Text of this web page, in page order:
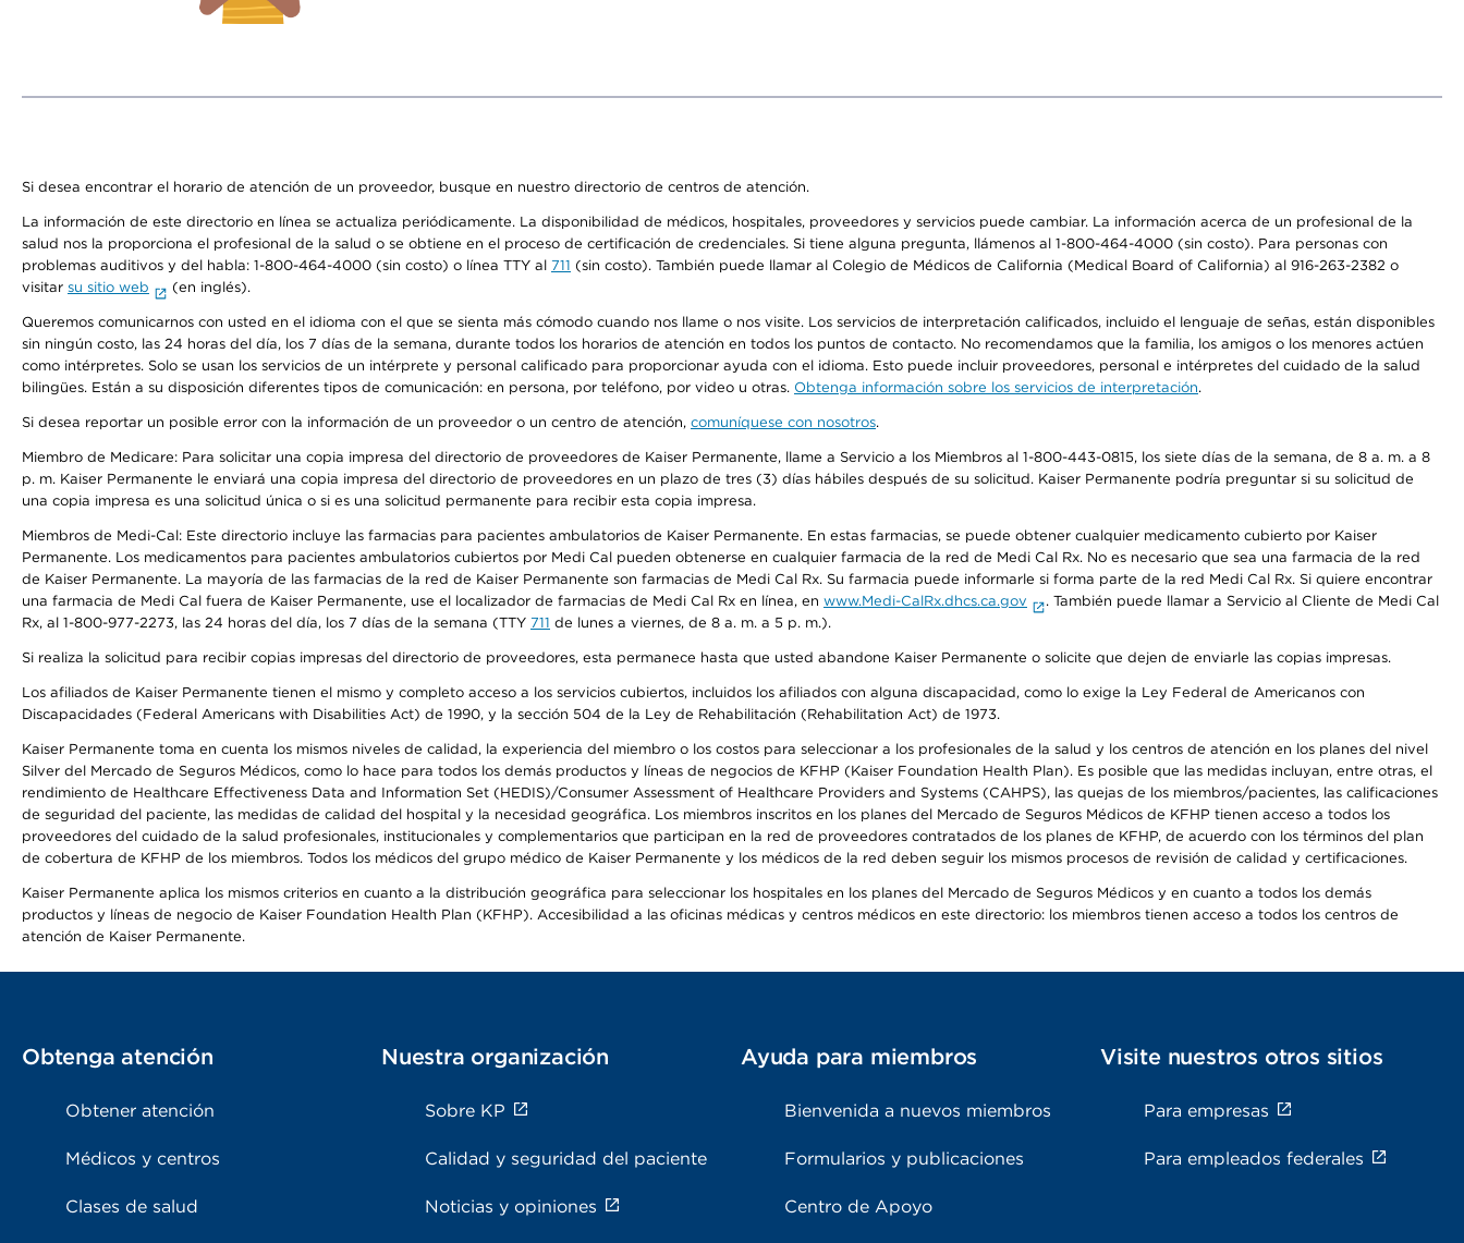
Si desea encontrar el horario de atención de un proveedor, busque en nuestro directorio de centros de atención.
La información de este directorio en línea se actualiza periódicamente. La disponibilidad de médicos, hospitales, proveedores y servicios puede cambiar. La información acerca de un profesional de la
salud nos la proporciona el profesional de la salud o se obtiene en el proceso de certificación de credenciales. Si tiene alguna pregunta, llámenos al 1-800-464-4000 (sin costo). Para personas con
problemas auditivos y del habla: 1-800-464-4000 (sin costo) o línea TTY al 711 (sin costo). También puede llamar al Colegio de Médicos de California (Medical Board of California) al 916-263-2382 o
visitar su sitio web (en inglés).
Queremos comunicarnos con usted en el idioma con el que se sienta más cómodo cuando nos llame o nos visite. Los servicios de interpretación calificados, incluido el lenguaje de señas, están disponibles
sin ningún costo, las 24 horas del día, los 7 días de la semana, durante todos los horarios de atención en todos los puntos de contacto. No recomendamos que la familia, los amigos o los menores actúen
como intérpretes. Solo se usan los servicios de un intérprete y personal calificado para proporcionar ayuda con el idioma. Esto puede incluir proveedores, personal e intérpretes del cuidado de la salud
bilingües. Están a su disposición diferentes tipos de comunicación: en persona, por teléfono, por video u otras. Obtenga información sobre los servicios de interpretación.
Si desea reportar un posible error con la información de un proveedor o un centro de atención, comuníquese con nosotros.
Miembro de Medicare: Para solicitar una copia impresa del directorio de proveedores de Kaiser Permanente, llame a Servicio a los Miembros al 1-800-443-0815, los siete días de la semana, de 8 a. m. a 8
p. m. Kaiser Permanente le enviará una copia impresa del directorio de proveedores en un plazo de tres (3) días hábiles después de su solicitud. Kaiser Permanente podría preguntar si su solicitud de
una copia impresa es una solicitud única o si es una solicitud permanente para recibir esta copia impresa.
Miembros de Medi-Cal: Este directorio incluye las farmacias para pacientes ambulatorios de Kaiser Permanente. En estas farmacias, se puede obtener cualquier medicamento cubierto por Kaiser
Permanente. Los medicamentos para pacientes ambulatorios cubiertos por Medi Cal pueden obtenerse en cualquier farmacia de la red de Medi Cal Rx. No es necesario que sea una farmacia de la red
de Kaiser Permanente. La mayoría de las farmacias de la red de Kaiser Permanente son farmacias de Medi Cal Rx. Su farmacia puede informarle si forma parte de la red Medi Cal Rx. Si quiere encontrar
una farmacia de Medi Cal fuera de Kaiser Permanente, use el localizador de farmacias de Medi Cal Rx en línea, en www.Medi-CalRx.dhcs.ca.gov
. También puede llamar a Servicio al Cliente de Medi Cal
Rx, al 1-800-977-2273, las 24 horas del día, los 7 días de la semana (TTY 711 de lunes a viernes, de 8 a. m. a 5 p. m.).
Si realiza la solicitud para recibir copias impresas del directorio de proveedores, esta permanece hasta que usted abandone Kaiser Permanente o solicite que dejen de enviarle las copias impresas.
Los afiliados de Kaiser Permanente tienen el mismo y completo acceso a los servicios cubiertos, incluidos los afiliados con alguna discapacidad, como lo exige la Ley Federal de Americanos con
Discapacidades (Federal Americans with Disabilities Act) de 1990, y la sección 504 de la Ley de Rehabilitación (Rehabilitation Act) de 1973.
Kaiser Permanente toma en cuenta los mismos niveles de calidad, la experiencia del miembro o los costos para seleccionar a los profesionales de la salud y los centros de atención en los planes del nivel
Silver del Mercado de Seguros Médicos, como lo hace para todos los demás productos y líneas de negocios de KFHP (Kaiser Foundation Health Plan). Es posible que las medidas incluyan, entre otras, el
rendimiento de Healthcare Effectiveness Data and Information Set (HEDIS)/Consumer Assessment of Healthcare Providers and Systems (CAHPS), las quejas de los miembros/pacientes, las calificaciones
de seguridad del paciente, las medidas de calidad del hospital y la necesidad geográfica. Los miembros inscritos en los planes del Mercado de Seguros Médicos de KFHP tienen acceso a todos los
proveedores del cuidado de la salud profesionales, institucionales y complementarios que participan en la red de proveedores contratados de los planes de KFHP, de acuerdo con los términos del plan
de cobertura de KFHP de los miembros. Todos los médicos del grupo médico de Kaiser Permanente y los médicos de la red deben seguir los mismos procesos de revisión de calidad y certificaciones.
Kaiser Permanente aplica los mismos criterios en cuanto a la distribución geográfica para seleccionar los hospitales en los planes del Mercado de Seguros Médicos y en cuanto a todos los demás
productos y líneas de negocio de Kaiser Foundation Health Plan (KFHP). Accesibilidad a las oficinas médicas y centros médicos en este directorio: los miembros tienen acceso a todos los centros de
atención de Kaiser Permanente.
Obtenga atención
Obtener atención
Médicos y centros
Clases de salud
Nuestra organización
Sobre KP
Calidad y seguridad del paciente
Noticias y opiniones
Ayuda para miembros
Bienvenida a nuevos miembros
Formularios y publicaciones
Centro de Apoyo
Visite nuestros otros sitios
Para empresas
Para empleados federales